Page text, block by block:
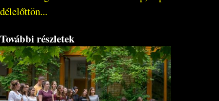
délelőttön...
További részletek